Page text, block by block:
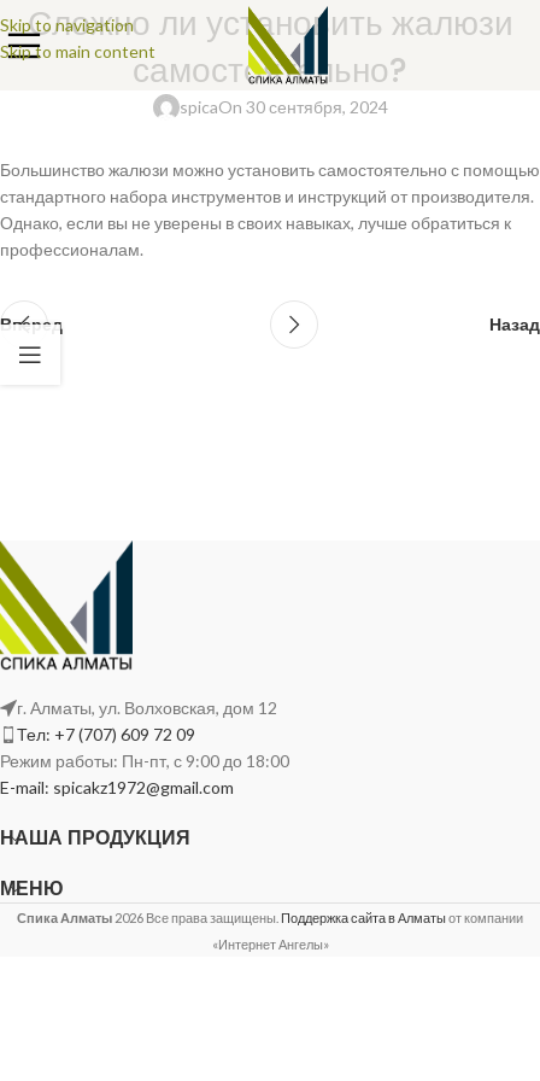
Skip to navigation
Skip to main content
Сложно ли установить жалюзи
самостоятельно?
spicaOn 30 сентября, 2024
Большинство жалюзи можно установить самостоятельно с помощью
стандартного набора инструментов и инструкций от производителя.
Однако, если вы не уверены в своих навыках, лучше обратиться к
профессионалам.
Вперед Назад
г. Алматы, ул. Волховская, дом 12
Тел: +7 (707) 609 72 09
Режим работы: Пн-пт, с 9:00 до 18:00
E-mail: spicakz1972@gmail.com
НАША ПРОДУКЦИЯ
МЕНЮ
Спика Алматы 2026 Все права защищены. Поддержка сайта в Алматыот компании
«Интернет Ангелы»